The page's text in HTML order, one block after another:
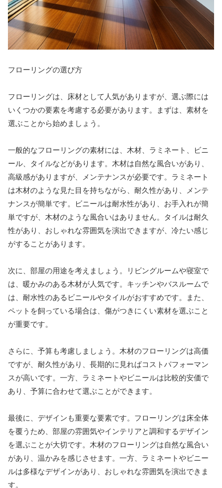
フローリングの選び方
フローリングは、床材として人気がありますが、選ぶ際には
いくつかの要素を考慮する必要があります。まずは、素材を
選ぶことから始めましょう。
一般的なフローリングの素材には、木材、ラミネート、ビニ
ール、タイルなどがあります。木材は自然な風合いがあり、
高級感がありますが、メンテナンスが必要です。ラミネート
は木材のような見た目を持ちながら、耐久性があり、メンテ
ナンスが簡単です。ビニールは耐水性があり、お手入れが簡
単ですが、木材のような風合いはありません。タイルは耐久
性があり、おしゃれな雰囲気を演出できますが、冷たい感じ
がすることがあります。
次に、部屋の用途を考えましょう。リビングルームや寝室で
は、暖かみのある木材が人気です。キッチンやバスルームで
は、耐水性のあるビニールやタイルがおすすめです。また、
ペットを飼っている場合は、傷がつきにくい素材を選ぶこと
が重要です。
さらに、予算も考慮しましょう。木材のフローリングは高価
ですが、耐久性があり、長期的に見ればコストパフォーマン
スが高いです。一方、ラミネートやビニールは比較的安価で
あり、予算に合わせて選ぶことができます。
最後に、デザインも重要な要素です。フローリングは床全体
を覆うため、部屋の雰囲気やインテリアと調和するデザイン
を選ぶことが大切です。木材のフローリングは自然な風合い
があり、温かみを感じさせます。一方、ラミネートやビニー
ルは多様なデザインがあり、おしゃれな雰囲気を演出できま
す。